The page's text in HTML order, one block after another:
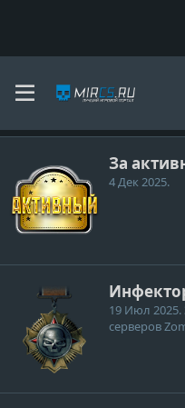
Dragovich
За
4 Дек 2025.
19 Июл 2025
серверов